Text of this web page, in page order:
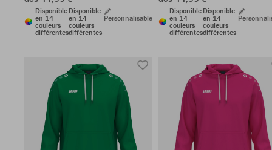
Disponible
en 14
couleurs
différentes
Disponible
en 14
couleurs
différentes
Personnalisable
Disponible
en 14
couleurs
différentes
Disponible
en 14
couleurs
différentes